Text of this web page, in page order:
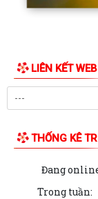
LIÊN KẾT
THỐNG KÊ
Đang
Trong tuần: